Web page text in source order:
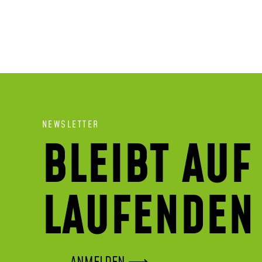
NEWSLETTER
BLEIBT
LAUFENDEN